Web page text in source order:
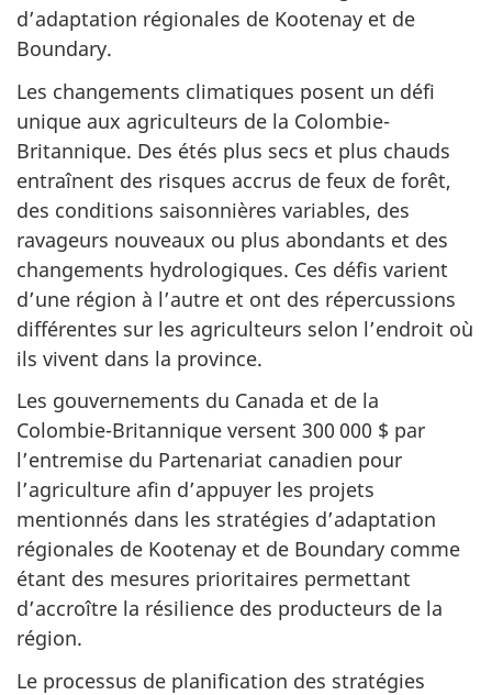
d’adaptation régionales de Kootenay et de
Boundary.
Les changements climatiques posent un défi
unique aux agriculteurs de la Colombie-
Britannique. Des étés plus secs et plus chauds
entraînent des risques accrus de feux de forêt,
des conditions saisonnières variables, des
ravageurs nouveaux ou plus abondants et des
changements hydrologiques. Ces défis varient
d’une région à l’autre et ont des répercussions
différentes sur les agriculteurs selon l’endroit où
ils vivent dans la province.
Les gouvernements du Canada et de la
Colombie-Britannique versent 300 000 $ par
l’entremise du Partenariat canadien pour
l’agriculture afin d’appuyer les projets
mentionnés dans les stratégies d’adaptation
régionales de Kootenay et de Boundary comme
étant des mesures prioritaires permettant
d’accroître la résilience des producteurs de la
région.
Le processus de planification des stratégies